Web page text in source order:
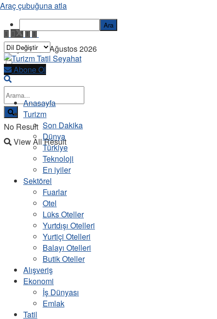
Perşembe, 6 Ağustos 2026
No Result
View All Result
Abone Ol
Anasayfa
Turizm
Son Dakika
Dünya
Türkiye
Teknoloji
En iyiler
Sektörel
Fuarlar
Otel
Lüks Oteller
Yurtdışı Otelleri
Yurtiçi Otelleri
Balayı Otelleri
Butik Oteller
Alışveriş
Ekonomi
İş Dünyası
Emlak
Tatil
Araç çubuğuna atla
Ara